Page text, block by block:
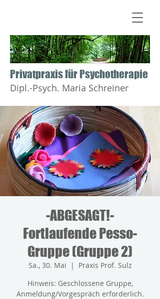
​​​​​​​Privatpraxis für Psychotherapie
Dipl.-Psych. Maria Schreiner
-ABGESAGT!-
Fortlaufende Pesso-
Gruppe (Gruppe 2)
Sa., 30. Mai
  |
Praxis Prof. Sulz
Hinweis: Geschlossene Gruppe,
Anmeldung/Vorgespräch erforderlich.